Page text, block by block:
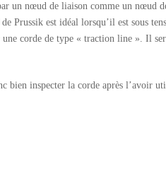
un nœud de liaison comme un nœud
Prussik est idéal lorsqu’il est sous
corde de type « traction line ». Il
bien inspecter la corde après l’avoir